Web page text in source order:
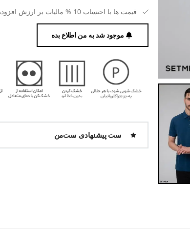
قیمت ها با احتساب 10 % مالیات بر ارزش افزوده می باشد.
موجود شد به من اطلاع بده
ست پیشنهادی ست‌من